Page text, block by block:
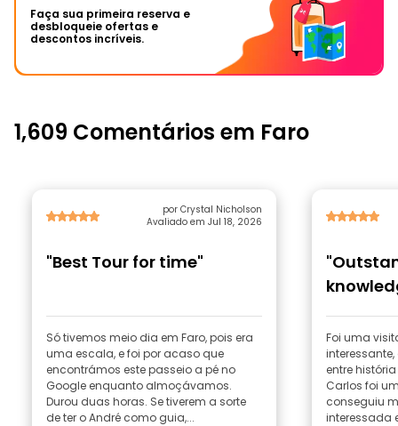
Faça sua primeira reserva e
desbloqueie ofertas e
descontos incríveis.
1,609 Comentários em Faro
por Crystal Nicholson
Avaliado em Jul 18, 2026
"Best Tour for time"
Só tivemos meio dia em Faro, pois era
uma escala, e foi por acaso que
encontrámos este passeio a pé no
Google enquanto almoçávamos.
Durou duas horas. Se tiverem a sorte
de ter o André como guia,...
Foi uma
entre
Carlos foi
conseguiu
interessada